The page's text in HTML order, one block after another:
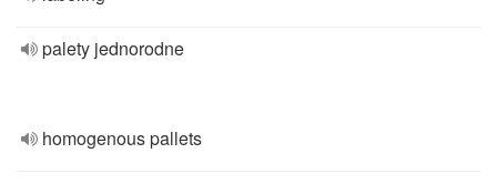
palety jednorodne
homogenous pallets